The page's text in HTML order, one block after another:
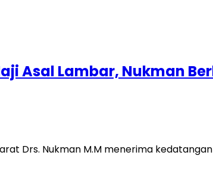
Asal Lambar, Nukman
Drs. Nukman M.M menerima